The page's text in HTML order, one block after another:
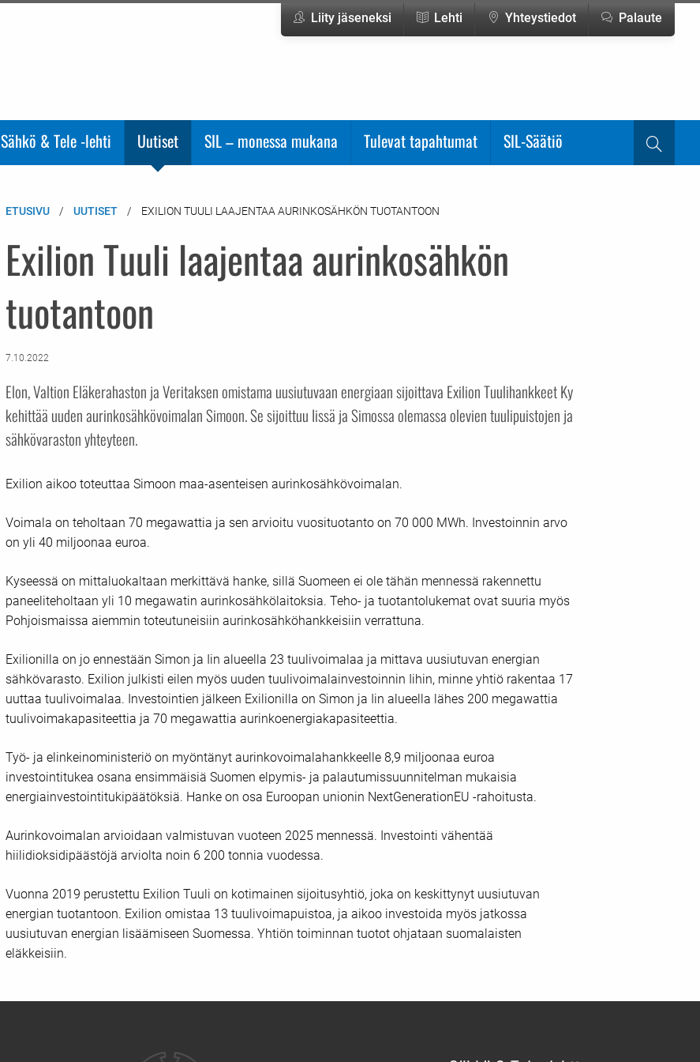
Liity jäseneksi Lehti Yhteystiedot
Palaute
Sähkö & Tele -lehti Uutiset SIL – monessa mukana Tulevat tapahtumat SIL-Säätiö Haku
ETUSIVU UUTISET EXILION TUULI LAAJENTAA AURINKOSÄHKÖN TUOTANTOON
Exilion Tuuli laajentaa aurinkosähkön
tuotantoon
7.10.2022
Elon, Valtion Eläkerahaston ja Veritaksen omistama uusiutuvaan energiaan sijoittava Exilion Tuulihankkeet Ky
kehittää uuden aurinkosähkövoimalan Simoon. Se sijoittuu Iissä ja Simossa olemassa olevien tuulipuistojen ja
sähkövaraston yhteyteen.
Exilion aikoo toteuttaa Simoon maa-asenteisen aurinkosähkövoimalan.
Voimala on teholtaan 70 megawattia ja sen arvioitu vuosituotanto on 70 000 MWh. Investoinnin arvo
on yli 40 miljoonaa euroa.
Kyseessä on mittaluokaltaan merkittävä hanke, sillä Suomeen ei ole tähän mennessä rakennettu
paneeliteholtaan yli 10 megawatin aurinkosähkölaitoksia. Teho- ja tuotantolukemat ovat suuria myös
Pohjoismaissa aiemmin toteutuneisiin aurinkosähköhankkeisiin verrattuna.
Exilionilla on jo ennestään Simon ja Iin alueella 23 tuulivoimalaa ja mittava uusiutuvan energian
sähkövarasto. Exilion julkisti eilen myös uuden tuulivoimalainvestoinnin Iihin, minne yhtiö rakentaa 17
uuttaa tuulivoimalaa. Investointien jälkeen Exilionilla on Simon ja Iin alueella lähes 200 megawattia
tuulivoimakapasiteettia ja 70 megawattia aurinkoenergiakapasiteettia.
Työ- ja elinkeinoministeriö on myöntänyt aurinkovoimalahankkeelle 8,9 miljoonaa euroa
investointitukea osana ensimmäisiä Suomen elpymis- ja palautumissuunnitelman mukaisia
energiainvestointitukipäätöksiä. Hanke on osa Euroopan unionin NextGenerationEU -rahoitusta.
Aurinkovoimalan arvioidaan valmistuvan vuoteen 2025 mennessä. Investointi vähentää
hiilidioksidipäästöjä arviolta noin 6 200 tonnia vuodessa.
Vuonna 2019 perustettu Exilion Tuuli on kotimainen sijoitusyhtiö, joka on keskittynyt uusiutuvan
energian tuotantoon. Exilion omistaa 13 tuulivoimapuistoa, ja aikoo investoida myös jatkossa
uusiutuvan energian lisäämiseen Suomessa. Yhtiön toiminnan tuotot ohjataan suomalaisten
eläkkeisiin.